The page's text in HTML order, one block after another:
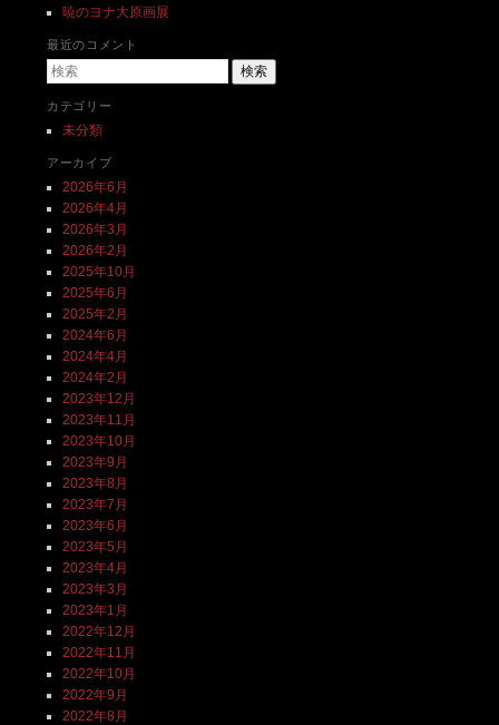
暁のヨナ大原画展
最近のコメント
検索
カテゴリー
未分類
アーカイブ
2026年6月
2026年4月
2026年3月
2026年2月
2025年10月
2025年6月
2025年2月
2024年6月
2024年4月
2024年2月
2023年12月
2023年11月
2023年10月
2023年9月
2023年8月
2023年7月
2023年6月
2023年5月
2023年4月
2023年3月
2023年1月
2022年12月
2022年11月
2022年10月
2022年9月
2022年8月